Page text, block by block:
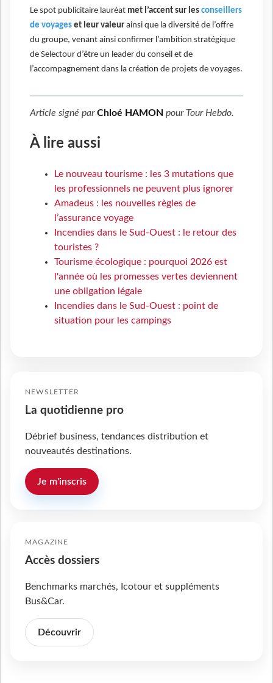
Le spot publicitaire lauréat met l’accent sur les conseillers
de voyages et leur valeur ainsi que la diversité de l’offre
du groupe, venant ainsi confirmer l’ambition stratégique
de Selectour d’être un leader du conseil et de
l’accompagnement dans la création de projets de voyages.
Article signé parChloé HAMON pour Tour Hebdo.
À lire aussi
Le nouveau tourisme : les 3 mutations que
les professionnels ne peuvent plus ignorer
Amadeus : les nouvelles règles de
l’assurance voyage
Incendies dans le Sud-Ouest : le retour des
touristes ?
Tourisme écologique : pourquoi 2026 est
l'année où les promesses vertes deviennent
une obligation légale
Incendies dans le Sud-Ouest : point de
situation pour les campings
NEWSLETTER
La quotidienne pro
Débrief business, tendances distribution et
nouveautés destinations.
Je m'inscris
MAGAZINE
Accès dossiers
Benchmarks marchés, Icotour et suppléments
Bus&Car.
Découvrir